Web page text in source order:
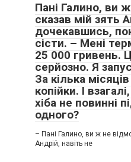
Пані Галино, ви
сказав мій зять
дочекавшись,
сісти. – Мені
25 000 гривень.
серйозно. Я
За кілька
копійки. І
хіба не повинні
одного?
– Пані Галино, ви ж не
Андрій, навіть не